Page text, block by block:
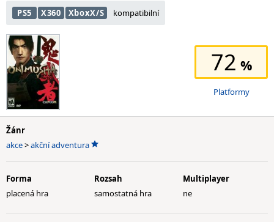
PS5 X360 XboxX/S kompatibilní
72
Platformy
Žánr
akce>akční adventura
Forma
placená hra
Rozsah
samostatná hra
Multiplayer
ne